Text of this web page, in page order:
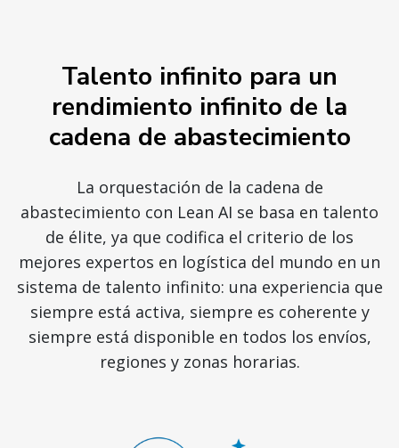
Talento infinito para un
rendimiento infinito de la
cadena de abastecimiento
La orquestación de la cadena de
abastecimiento con Lean AI se basa en talento
de élite, ya que codifica el criterio de los
mejores expertos en logística del mundo en un
sistema de talento infinito: una experiencia que
siempre está activa, siempre es coherente y
siempre está disponible en todos los envíos,
regiones y zonas horarias.